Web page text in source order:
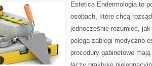
Estetica Endermologia to
osobach, które chcą
jednocześnie rozumieć,
polega zabiegi medyczno-
procedury gabinetowe